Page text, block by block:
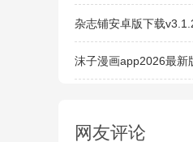
杂志铺安卓版下载
沫子漫画app2026最新
网友评论